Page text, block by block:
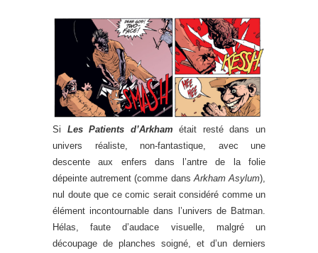
Si Les Patients d’Arkham était resté dans un
univers réaliste, non-fantastique, avec une
descente aux enfers dans l’antre de la folie
dépeinte autrement (comme dans Arkham Asylum),
nul doute que ce comic serait considéré comme un
élément incontournable dans l’univers de Batman.
Hélas, faute d’audace visuelle, malgré un
découpage de planches soigné, et d’un derniers